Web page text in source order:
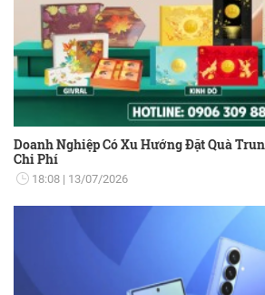
Doanh Nghiệp Có Xu Hướng Đặt Quà
Chi Phí
18:08 13/07/2026